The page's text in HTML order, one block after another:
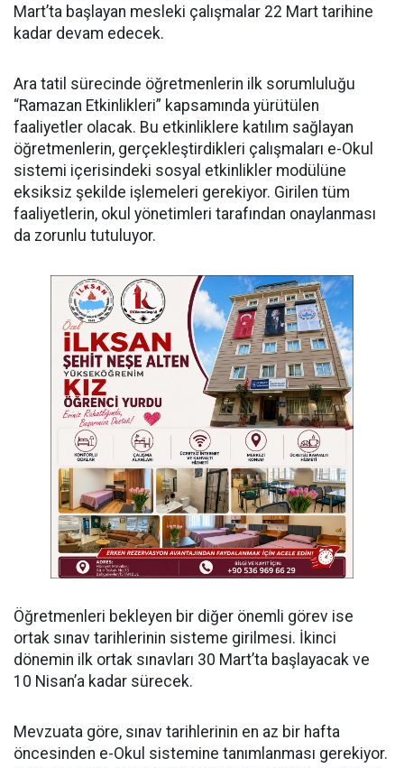
Mart’ta başlayan mesleki çalışmalar 22 Mart tarihine
kadar devam edecek.
Ara tatil sürecinde öğretmenlerin ilk sorumluluğu
“Ramazan Etkinlikleri” kapsamında yürütülen
faaliyetler olacak. Bu etkinliklere katılım sağlayan
öğretmenlerin, gerçekleştirdikleri çalışmaları e-Okul
sistemi içerisindeki sosyal etkinlikler modülüne
eksiksiz şekilde işlemeleri gerekiyor. Girilen tüm
faaliyetlerin, okul yönetimleri tarafından onaylanması
da zorunlu tutuluyor.
Öğretmenleri bekleyen bir diğer önemli görev ise
ortak sınav tarihlerinin sisteme girilmesi. İkinci
dönemin ilk ortak sınavları 30 Mart’ta başlayacak ve
10 Nisan’a kadar sürecek.
Mevzuata göre, sınav tarihlerinin en az bir hafta
öncesinden e-Okul sistemine tanımlanması gerekiyor.